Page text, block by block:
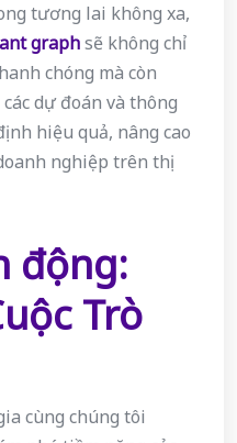
tương lai không xa,
graphsẽ không chỉ
chóng mà còn
dự đoán và thông
hiệu quả, nâng cao
nghiệp trên thị
động:
Trò
cùng chúng tôi